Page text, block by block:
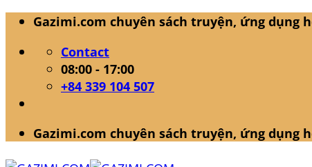
Skip
content
Gazimi.com chuyên sách truyện, ứng dụng
Contact
08:00 - 17:00
+84 339 104 507
Gazimi.com chuyên sách truyện, ứng dụng